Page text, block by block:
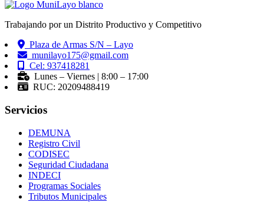
Trabajando por un Distrito Productivo y Competitivo
Plaza de Armas S/N – Layo
munilayo175@gmail.com
Cel: 937418281
Lunes – Viernes | 8:00 – 17:00
RUC: 20209488419
Servicios
DEMUNA
Registro Civil
CODISEC
Seguridad Ciudadana
INDECI
Programas Sociales
Tributos Municipales